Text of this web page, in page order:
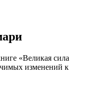
«Великая сила
изменений к